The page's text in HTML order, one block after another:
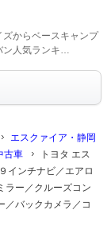
からベースキャンプ
ン人気ランキ…
エスクァイア・静岡
古車
トヨタ エス
ンチナビ／エアロ
ラー／クルーズコン
／バックカメラ／コ